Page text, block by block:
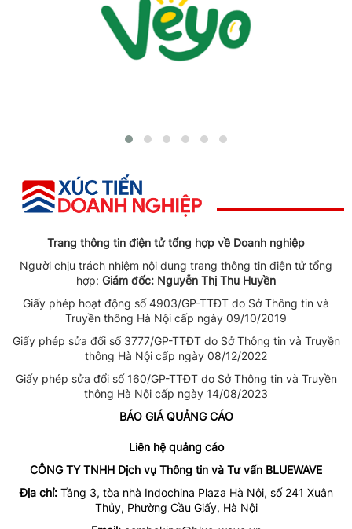
Trang thông tin điện tử tổng hợp về Doanh nghiệp
Người chịu trách nhiệm nội dung trang thông tin điện tử tổng
hợp: Giám đốc: Nguyễn Thị Thu Huyền
Giấy phép hoạt động số 4903/GP-TTĐT do Sở Thông tin và
Truyền thông Hà Nội cấp ngày 09/10/2019
Giấy phép sửa đổi số 3777/GP-TTĐT do Sở Thông tin và Truyền
thông Hà Nội cấp ngày 08/12/2022
Giấy phép sửa đổi số 160/GP-TTĐT do Sở Thông tin và Truyền
thông Hà Nội cấp ngày 14/08/2023
BÁO GIÁ QUẢNG CÁO
Liên hệ quảng cáo
CÔNG TY TNHH Dịch vụ Thông tin và Tư vấn BLUEWAVE
Địa chỉ:Tầng 3, tòa nhà Indochina Plaza Hà Nội, số 241 Xuân
Thủy, Phường Cầu Giấy, Hà Nội